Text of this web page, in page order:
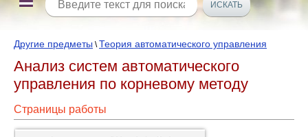
Другие предметы \Теория автоматического управления
Анализ систем автоматического
управления по корневому методу
Страницы работы